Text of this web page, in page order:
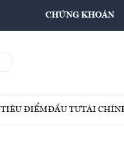
CHỨNG KHOÁN
TIÊU ĐIỂMĐẦU TƯTÀI